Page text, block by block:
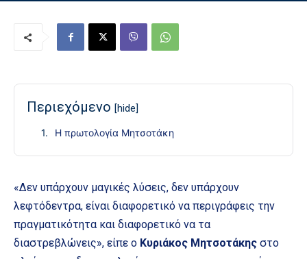
Περιεχόμενο [hide]
Η πρωτολογία Μητσοτάκη
«Δεν υπάρχουν μαγικές λύσεις, δεν υπάρχουν
λεφτόδεντρα, είναι διαφορετικό να περιγράφεις την
πραγματικότητα και διαφορετικό να τα
διαστρεβλώνεις», είπε ο Κυριάκος Μητσοτάκης στο